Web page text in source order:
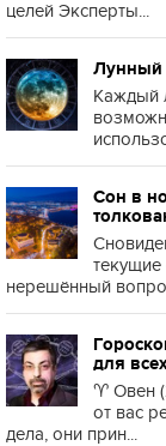
целей Эксперты...
Лунный
Каждый
Сон в
текущие
нерешённый
для
♈️ Овен
от вас
дела, они прин...